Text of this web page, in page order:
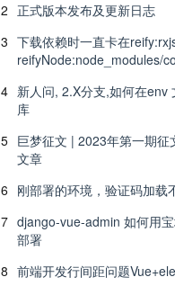
2 正式版本发布及更新日志
3 下载依赖时一直卡在
reifyNode:node_modules/
4 新人问, 2.X分支,如何在env
库
5 巨梦征文 | 2023年第一期征
文章
6 刚部署的环境，验证码加载
7 django-vue-admin 如何用
部署
8 前端开发行间距问题